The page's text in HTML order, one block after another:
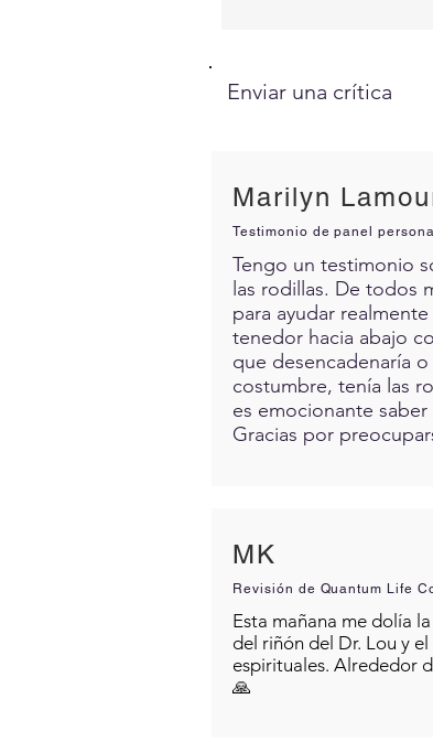
Enviar una crítica
Marilyn
Testimonio de panel
Tengo un testimonio
las rodillas. De todos
para ayudar
tenedor hacia abajo
que desencadenaría
costumbre, tenía las
es emocionante
Gracias por
MK
Revisión de Quantum Life
Esta mañana me dolía
del riñón del Dr. Lou y
espirituales. Alrededor
🙏